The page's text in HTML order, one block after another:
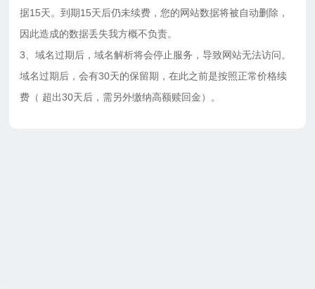
据15天。到期15天后仍未续费，您的网站数据将被自动删除，
因此造成的数据丢失我方概不负责。
3、域名过期后，域名解析将会停止服务，导致网站无法访问。
域名过期后，会有30天的保留期，在此之前是按照正常价格续
费（ 超出30天后，需另外缴纳高额赎回金）。